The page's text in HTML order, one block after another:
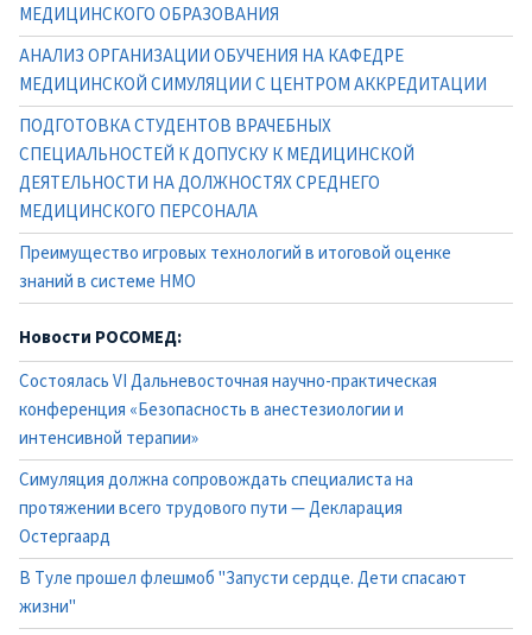
МЕДИЦИНСКОГО ОБРАЗОВАНИЯ
АНАЛИЗ ОРГАНИЗАЦИИ ОБУЧЕНИЯ НА КАФЕДРЕ
МЕДИЦИНСКОЙ СИМУЛЯЦИИ С ЦЕНТРОМ АККРЕДИТАЦИИ
ПОДГОТОВКА СТУДЕНТОВ ВРАЧЕБНЫХ
СПЕЦИАЛЬНОСТЕЙ К ДОПУСКУ К МЕДИЦИНСКОЙ
ДЕЯТЕЛЬНОСТИ НА ДОЛЖНОСТЯХ СРЕДНЕГО
МЕДИЦИНСКОГО ПЕРСОНАЛА
Преимущество игровых технологий в итоговой оценке
знаний в системе НМО
Новости РОСОМЕД:
Состоялась VI Дальневосточная научно-практическая
конференция «Безопасность в анестезиологии и
интенсивной терапии»
Симуляция должна сопровождать специалиста на
протяжении всего трудового пути — Декларация
Остергаард
В Туле прошел флешмоб "Запусти сердце. Дети спасают
жизни"